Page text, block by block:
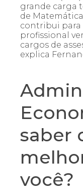
grande carga
de
contribui para
profissional
cargos de
explica
saber
você?